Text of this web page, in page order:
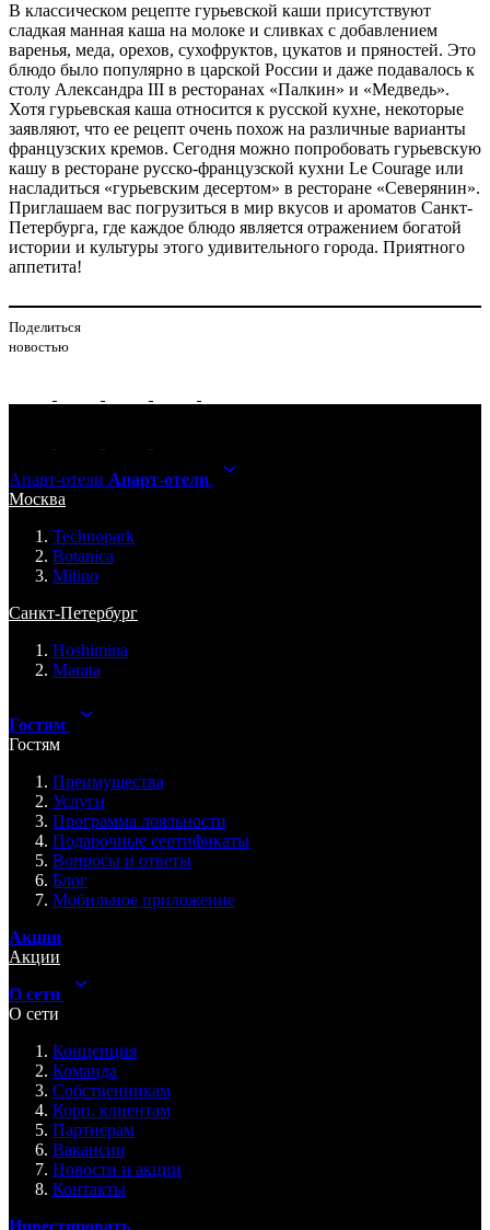
В классическом рецепте гурьевской каши присутствуют
сладкая манная каша на молоке и сливках с добавлением
варенья, меда, орехов, сухофруктов, цукатов и пряностей. Это
блюдо было популярно в царской России и даже подавалось к
столу Александра III в ресторанах «Палкин» и «Медведь».
Хотя гурьевская каша относится к русской кухне, некоторые
заявляют, что ее рецепт очень похож на различные варианты
французских кремов. Сегодня можно попробовать гурьевскую
кашу в ресторане русско-французской кухни Le Courage или
насладиться «гурьевским десертом» в ресторане «Северянин».
Приглашаем вас погрузиться в мир вкусов и ароматов Санкт-
Петербурга, где каждое блюдо является отражением богатой
истории и культуры этого удивительного города. Приятного
аппетита!
Поделиться
новостью
Апарт-отели Апарт-отели
Москва
Technopark
Botanica
Mitino
Санкт-Петербург
Hoshimina
Marata
Гостям
Гостям
Преимущества
Услуги
Программа лояльности
Подарочные сертификаты
Вопросы и ответы
Блог
Мобильное приложение
Акции
Акции
О сети
О сети
Концепция
Команда
Собственникам
Корп. клиентам
Партнерам
Вакансии
Новости и акции
Контакты